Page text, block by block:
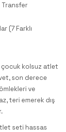
Transfer
(7 Farklı
kolsuz atlet
son derece
ve
teri emerek dış
seti hassas